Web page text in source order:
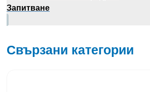
Запитване
Свързани категории